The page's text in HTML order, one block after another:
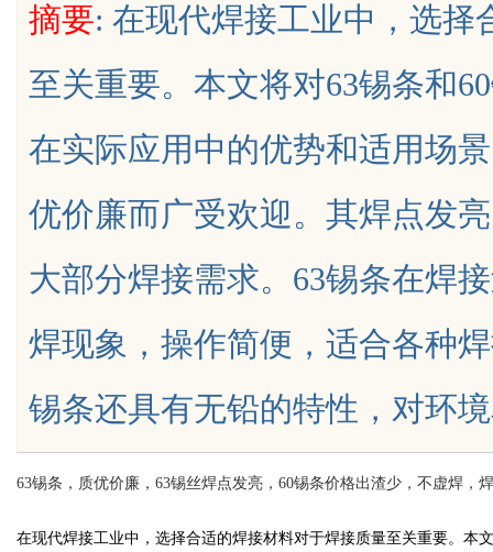
摘要: 在现代焊接工业中，选择
至关重要。本文将对63锡条和
在实际应用中的优势和适用场
优价廉而广受欢迎。其焊点发
大部分焊接需求。63锡条在焊
焊现象，操作简便，适合各种
锡条还具有无铅的特性，对环
63锡条，质优价廉，63锡丝焊点发亮，60锡条价格出渣少，不虚焊，
在现代焊接工业中，选择合适的焊接材料对于焊接质量至关重要。本
载王者全维度解析